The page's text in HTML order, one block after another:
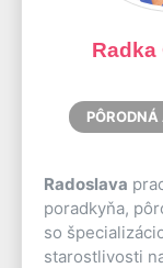
Radka
Radoslava
poradkyňa,
so
starostlivosti